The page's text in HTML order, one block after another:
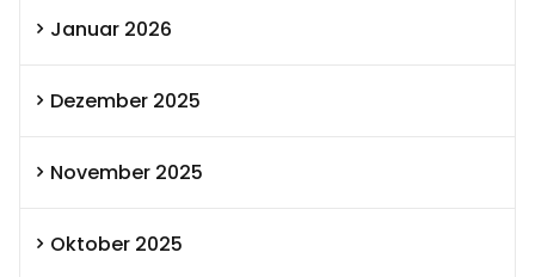
Januar 2026
Dezember 2025
November 2025
Oktober 2025